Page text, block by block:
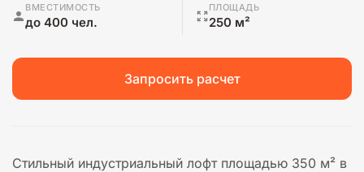
ВМЕСТИМОСТЬ
до 400 чел.
ПЛОЩАДЬ
250 м²
Запросить расчет
Стильный индустриальный лофт площадью 350 м² в